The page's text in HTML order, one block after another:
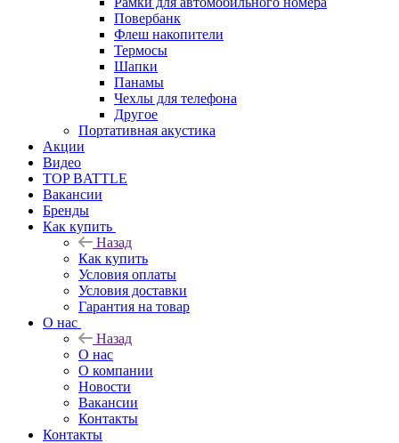
Повербанк
Флеш накопители
Термосы
Шапки
Панамы
Чехлы для телефона
Другое
Портативная акустика
Акции
Видео
TOP BATTLE
Вакансии
Бренды
Как купить
Назад
Как купить
Условия оплаты
Условия доставки
Гарантия на товар
О нас
Назад
О нас
О компании
Новости
Вакансии
Контакты
Контакты